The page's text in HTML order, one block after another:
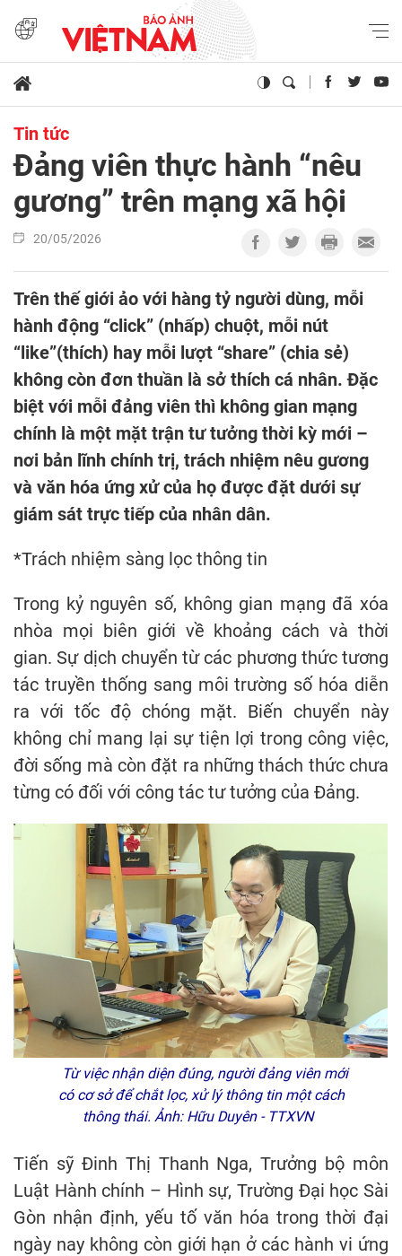
Tin tức
Đảng viên thực hành “nêu
gương” trên mạng xã hội
20/05/2026
Trên thế giới ảo với hàng tỷ người dùng, mỗi
hành động “click” (nhấp) chuột, mỗi nút
“like”(thích) hay mỗi lượt “share” (chia sẻ)
không còn đơn thuần là sở thích cá nhân. Đặc
biệt với mỗi đảng viên thì không gian mạng
chính là một mặt trận tư tưởng thời kỳ mới –
nơi bản lĩnh chính trị, trách nhiệm nêu gương
và văn hóa ứng xử của họ được đặt dưới sự
giám sát trực tiếp của nhân dân.
*Trách nhiệm sàng lọc thông tin
Trong kỷ nguyên số, không gian mạng đã xóa
nhòa mọi biên giới về khoảng cách và thời
gian. Sự dịch chuyển từ các phương thức tương
tác truyền thống sang môi trường số hóa diễn
ra với tốc độ chóng mặt. Biến chuyển này
không chỉ mang lại sự tiện lợi trong công việc,
đời sống mà còn đặt ra những thách thức chưa
từng có đối với công tác tư tưởng của Đảng.
Từ việc nhận diện đúng, người đảng viên mới
có cơ sở để chắt lọc, xử lý thông tin một cách
thông thái. Ảnh: Hữu Duyên - TTXVN
Tiến sỹ Đinh Thị Thanh Nga, Trưởng bộ môn
Luật Hành chính – Hình sự, Trường Đại học Sài
Gòn nhận định, yếu tố văn hóa trong thời đại
ngày nay không còn giới hạn ở các hành vi ứng